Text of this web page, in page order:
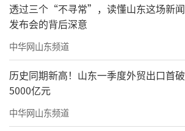
透过三个“不寻常”，读懂山东这场新闻
发布会的背后深意
中华网山东频道
历史同期新高！山东一季度外贸出口首破
5000亿元
中华网山东频道